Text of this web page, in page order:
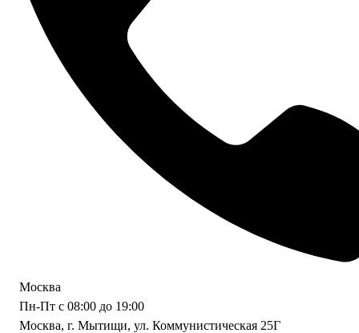
Москва
Пн-Пт с 08:00 до 19:00
Москва, г. Мытищи, ул. Коммунистическая 25Г